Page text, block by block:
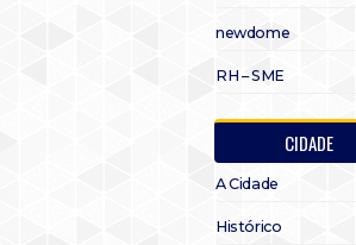
newdome
RH – SME
CIDADE
A Cidade
Histórico